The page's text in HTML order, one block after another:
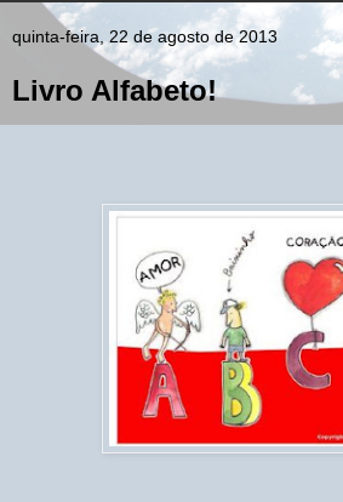
quinta-feira, 22 de agosto de 2013
Livro Alfabeto!